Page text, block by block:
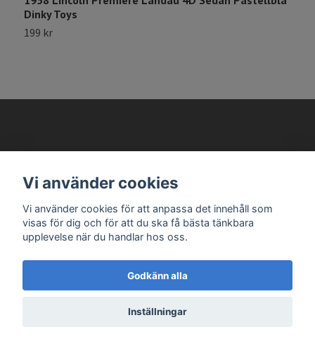
Dinky Toys
199 kr
Läs mer
© 2026 Avantema Modellbilar
Vi använder cookies
Vi använder cookies för att anpassa det innehåll som
visas för dig och för att du ska få bästa tänkbara
upplevelse när du handlar hos oss.
Godkänn alla
Inställningar